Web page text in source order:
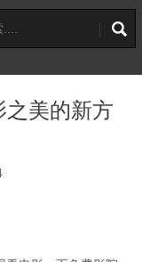
之美的新方